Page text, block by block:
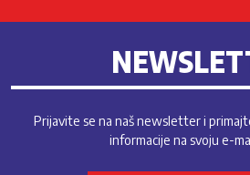
Prijavite se na naš newsletter i
informacije na svoju e-